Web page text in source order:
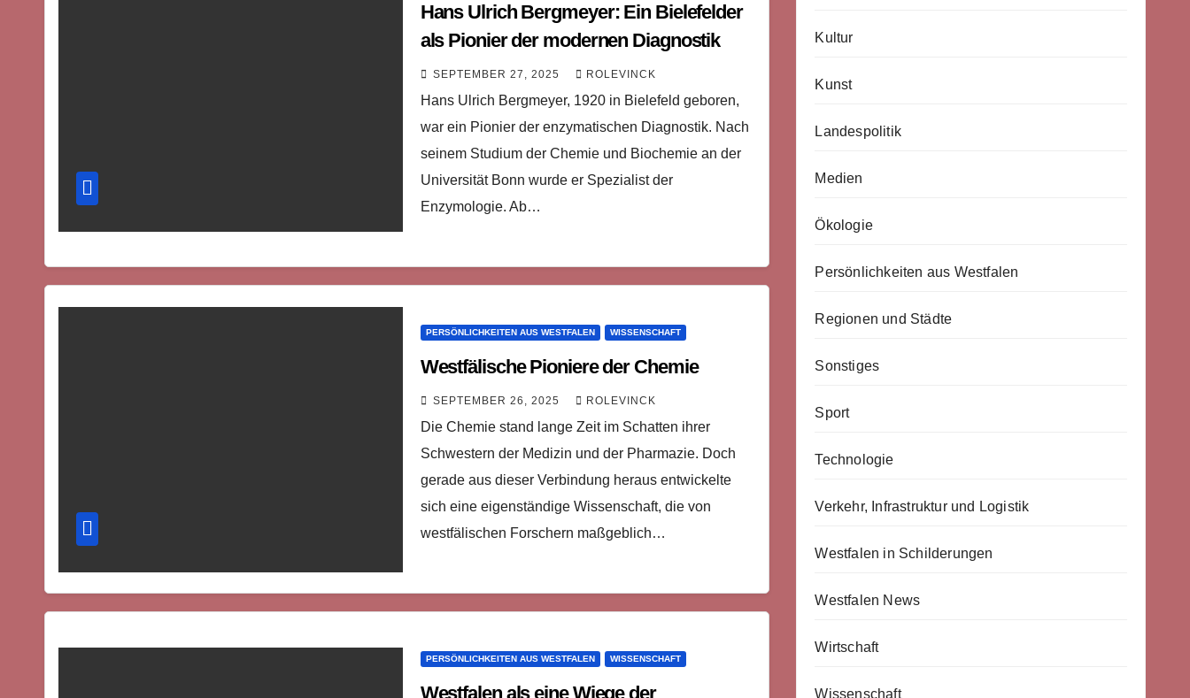
Hans Ulrich Bergmeyer: Ein Bielefelder
als Pionier der modernen Diagnostik
SEPTEMBER 27, 2025 ROLEVINCK
Hans Ulrich Bergmeyer, 1920 in Bielefeld geboren,
war ein Pionier der enzymatischen Diagnostik. Nach
seinem Studium der Chemie und Biochemie an der
Universität Bonn wurde er Spezialist der
Enzymologie. Ab…
PERSÖNLICHKEITEN AUS WESTFALEN WISSENSCHAFT
Westfälische Pioniere der Chemie
SEPTEMBER 26, 2025 ROLEVINCK
Die Chemie stand lange Zeit im Schatten ihrer
Schwestern der Medizin und der Pharmazie. Doch
gerade aus dieser Verbindung heraus entwickelte
sich eine eigenständige Wissenschaft, die von
westfälischen Forschern maßgeblich…
PERSÖNLICHKEITEN AUS WESTFALEN WISSENSCHAFT
Westfalen als eine Wiege der
Kultur
Kunst
Landespolitik
Medien
Ökologie
Persönlichkeiten aus Westfalen
Regionen und Städte
Sonstiges
Sport
Technologie
Verkehr, Infrastruktur und Logistik
Westfalen in Schilderungen
Westfalen News
Wirtschaft
Wissenschaft